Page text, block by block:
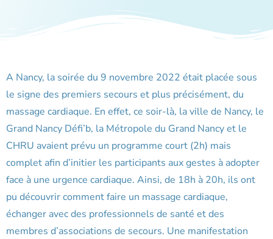
A Nancy, la soirée du 9 novembre 2022 était placée sous
le signe des premiers secours et plus précisément, du
massage cardiaque. En effet, ce soir-là, la ville de Nancy, le
Grand Nancy Défi’b, la Métropole du Grand Nancy et le
CHRU avaient prévu un programme court (2h) mais
complet afin d’initier les participants aux gestes à adopter
face à une urgence cardiaque. Ainsi, de 18h à 20h, ils ont
pu découvrir comment faire un massage cardiaque,
échanger avec des professionnels de santé et des
membres d’associations de secours. Une manifestation